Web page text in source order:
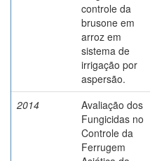
controle da
brusone em
arroz em
sistema de
irrigação por
aspersão.
2014
Avaliação dos
Fungicidas no
Controle da
Ferrugem